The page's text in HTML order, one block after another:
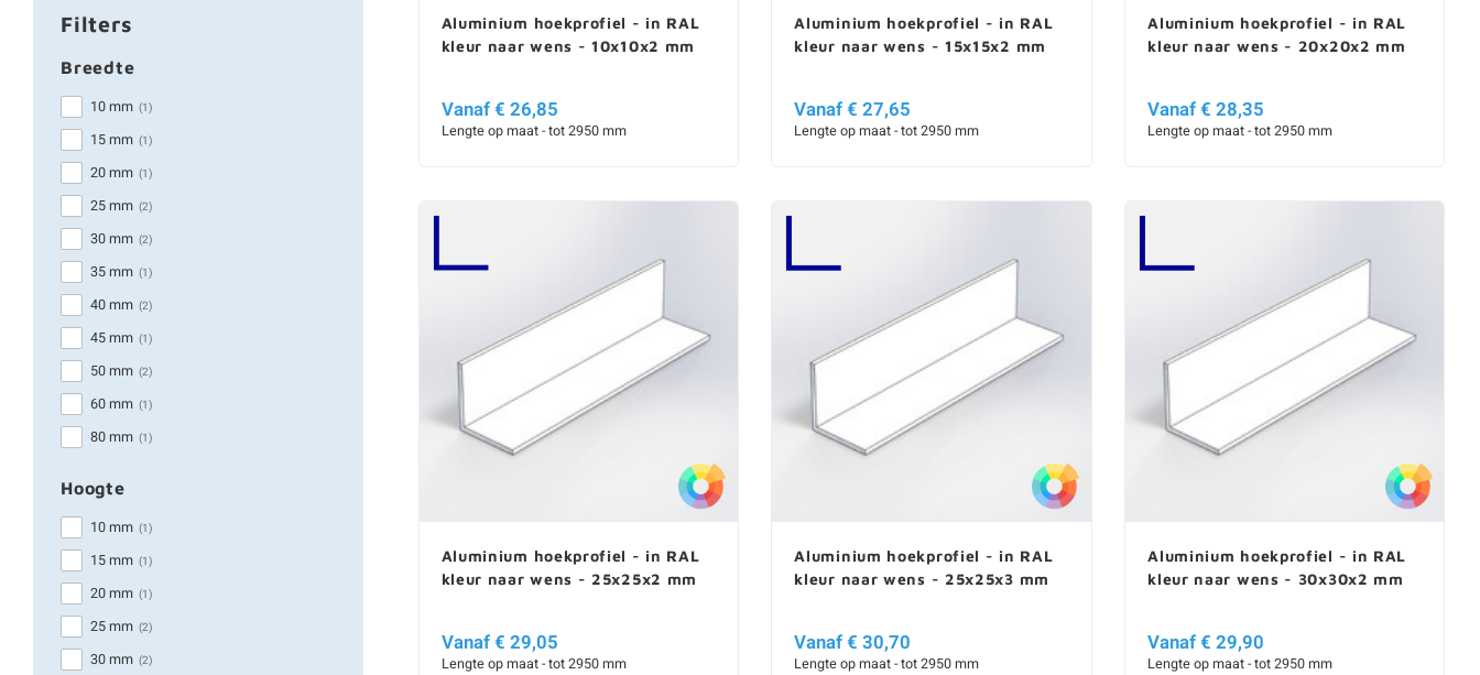
Filters
Breedte
10 mm (1)
15 mm (1)
20 mm (1)
25 mm (2)
30 mm (2)
35 mm (1)
40 mm (2)
45 mm (1)
50 mm (2)
60 mm (1)
80 mm (1)
Hoogte
10 mm (1)
15 mm (1)
20 mm (1)
25 mm (2)
30 mm (2)
Aluminium hoekprofiel - in RAL
kleur naar wens - 10x10x2 mm
Vanaf € 26,85
Lengte op maat - tot 2950 mm
Aluminium hoekprofiel - in RAL
kleur naar wens - 15x15x2 mm
Vanaf € 27,65
Lengte op maat - tot 2950 mm
Aluminium hoekprofiel - in RAL
kleur naar wens - 20x20x2 mm
Vanaf € 28,35
Lengte op maat - tot 2950 mm
Aluminium hoekprofiel - in RAL
kleur naar wens - 25x25x2 mm
Vanaf € 29,05
Lengte op maat - tot 2950 mm
Aluminium hoekprofiel - in RAL
kleur naar wens - 25x25x3 mm
Vanaf € 30,70
Lengte op maat - tot 2950 mm
Aluminium hoekprofiel - in RAL
kleur naar wens - 30x30x2 mm
Vanaf € 29,90
Lengte op maat - tot 2950 mm